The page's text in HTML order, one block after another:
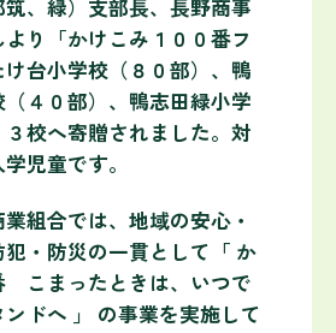
、緑）支部長、長野商事
り「かけこみ１００番フ
け台小学校（８０部）、鴨
４０部）、鴨志田緑小学
校へ寄贈されました。対
児童です。
組合では、地域の安心・
・防災の一貫として 「 か
こまったときは、いつで
ドへ 」 の事業を実施して